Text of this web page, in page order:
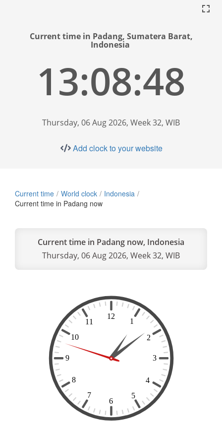
Current time in Padang, Sumatera Barat,
Indonesia
13:08:48
Thursday, 06 Aug 2026, Week 32, WIB
Add clock to your website
Current time World clock
Indonesia
Current time in Padang now
Current time in Padang now, Indonesia
Thursday, 06 Aug 2026, Week 32, WIB